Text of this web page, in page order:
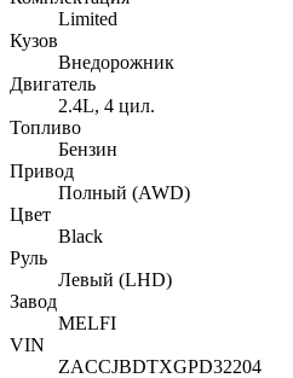
Limited
Кузов
Внедорожник
Двигатель
2.4L, 4 цил.
Топливо
Бензин
Привод
Полный (AWD)
Цвет
Black
Руль
Левый (LHD)
Завод
MELFI
VIN
ZACCJBDTXGPD32204